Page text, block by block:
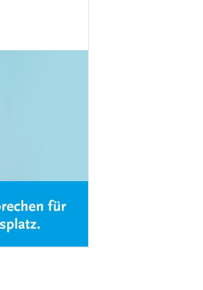
(MTRA)
GÄRTNER:IN